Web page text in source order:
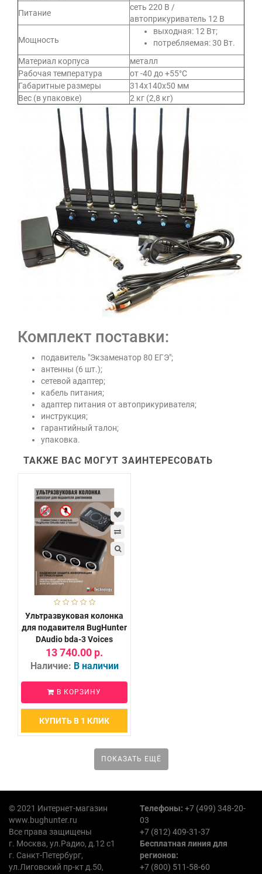
Питание
сеть 220 В /
автоприкуриватель 12 В
Мощность
выходная: 12 Вт;
потребляемая: 30 Вт.
Материал корпуса
металл
Рабочая температура
от -40 до +55°C
Габаритные размеры
314х140х50 мм
Вес (в упаковке)
2 кг (2,8 кг)
Комплект поставки:
подавитель "Экзаменатор 80 ЕГЭ";
антенны (6 шт.);
сетевой адаптер;
кабель питания;
адаптер питания от автоприкуривателя;
инструкция;
гарантийный талон;
упаковка.
ТАКЖЕ ВАС МОГУТ ЗАИНТЕРЕСОВАТЬ
Ультразвуковая колонка
для подавителя BugHunter
DAudio bda-3 Voices
13 740.00 р.
Наличие: В наличии
В КОРЗИНУ
КУПИТЬ В 1 КЛИК
ПОКАЗАТЬ ЕЩЁ
© 2021 Интернет-магазин
www.bughunter.ru
Все права защищены
г. Москва, ул.Радио, д.12 с1
г. Санкт-Петербург,
ул.Лиговский пр-кт д.50,
Телефоны: +7 (499) 348-20-
03
+7 (812) 409-31-37
Бесплатная линия для
регионов:
+7 (800) 511-58-60